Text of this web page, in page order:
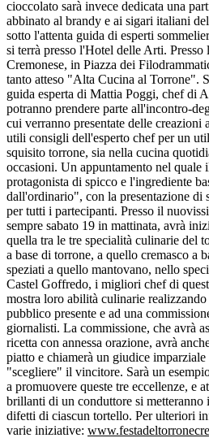
cioccolato sarà invece dedicata una
abbinato al brandy e ai sigari italiani
sotto l'attenta guida di esperti
si terrà presso l'Hotel delle Arti. Presso
Cremonese, in Piazza dei
tanto atteso "Alta Cucina al Torrone".
guida esperta di Mattia Poggi, chef di
potranno prendere parte all'incontro-
cui verranno presentate delle creazioni
utili consigli dell'esperto chef per un
squisito torrone, sia nella cucina
occasioni. Un appuntamento nel quale
protagonista di spicco e l'ingrediente
dall'ordinario", con la presentazione di
per tutti i partecipanti. Presso il
sempre sabato 19 in mattinata, avrà
quella tra le tre specialità culinarie del
a base di torrone, a quello cremasco a
speziati a quello mantovano, nello
Castel Goffredo, i migliori chef di
mostra loro abilità culinarie
pubblico presente e ad una
giornalisti. La commissione, che avrà
ricetta con annessa orazione, avrà
piatto e chiamerà un giudice imparziale
"scegliere" il vincitore. Sarà un
a promuovere queste tre eccellenze, e
brillanti di un conduttore si metteranno
difetti di ciascun tortello. Per ulteriori
varie iniziative: